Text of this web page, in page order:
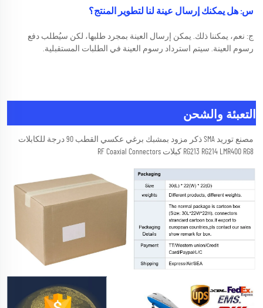
س: هل يمكنك إرسال عينة لنا لتطوير المنتج؟
رسوم العينة. سيتم استرداد رسوم العينة في الطلبات المستقبلية.
التعبئة والشحن
RG213 RG214 LMR400 RG8 كبلات RF Coaxial Connectors